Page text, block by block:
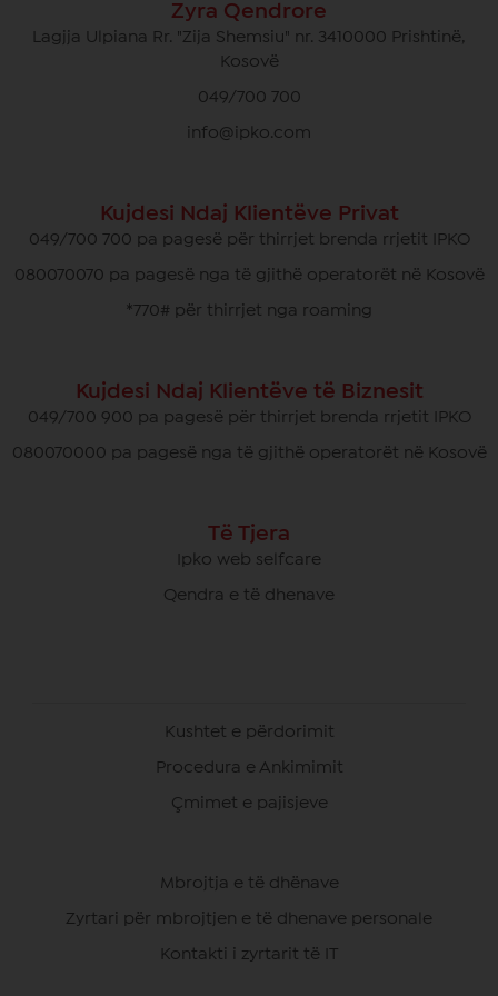
Zyra Qendrore
Lagjja Ulpiana Rr. "Zija Shemsiu" nr. 3410000 Prishtinë,
Kosovë
049/700 700
info@ipko.com
Kujdesi Ndaj Klientëve Privat
049/700 700 pa pagesë për thirrjet brenda rrjetit IPKO
080070070 pa pagesë nga të gjithë operatorët në Kosovë
*770# për thirrjet nga roaming
Kujdesi Ndaj Klientëve të Biznesit
049/700 900 pa pagesë për thirrjet brenda rrjetit IPKO
080070000 pa pagesë nga të gjithë operatorët në Kosovë
Të Tjera
Ipko web selfcare
Qendra e të dhenave
Kushtet e përdorimit
Procedura e Ankimimit
Çmimet e pajisjeve
Mbrojtja e të dhënave
Zyrtari për mbrojtjen e të dhenave personale
Kontakti i zyrtarit të IT